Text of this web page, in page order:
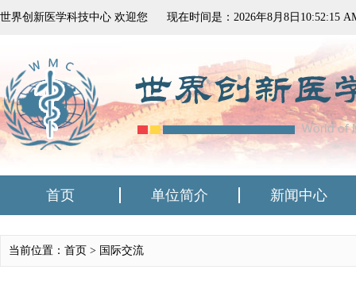
世界创新医学科技中心 欢迎您 现在时间是： 2026年8月 8 日 10:52:16
首页 单位简介 新闻中心
当前位置：首页 > 国际交流